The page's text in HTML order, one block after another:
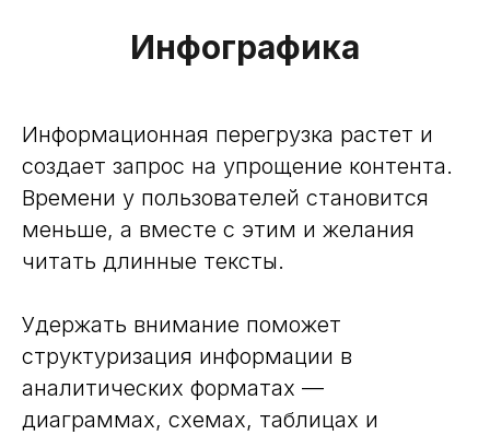
Инфографика
Информационная перегрузка растет и
создает запрос на упрощение контента.
Времени у пользователей становится
меньше, а вместе с этим и желания
читать длинные тексты.
Удержать внимание поможет
структуризация информации в
аналитических форматах —
диаграммах, схемах, таблицах и